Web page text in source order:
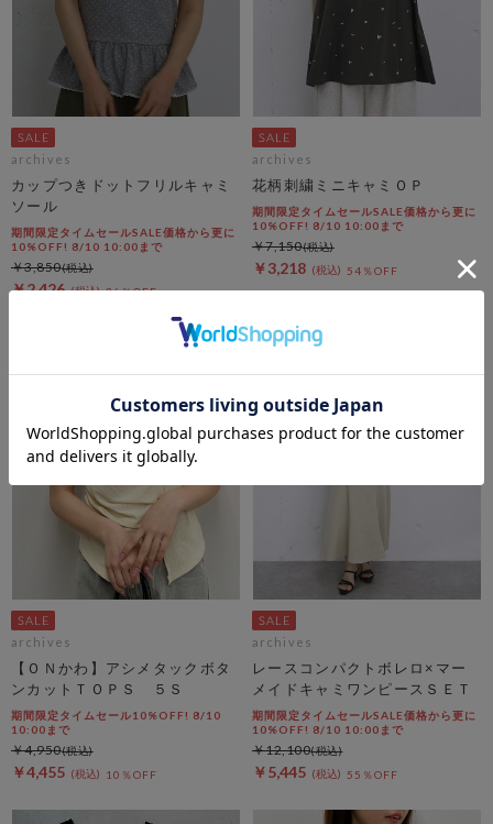
archives
カップつきドットフリルキャミ
ソール
期間限定タイムセールSALE価格から更に
10%OFF! 8/10 10:00まで
￥2,426 36％OFF
￥3,850
archives
花柄刺繍ミニキャミＯＰ
期間限定タイムセールSALE価格から更に
10%OFF! 8/10 10:00まで
￥3,218 54％OFF
￥7,150
archives
【ＯＮかわ】アシメタックボタ
ンカットＴＯＰＳ ５Ｓ
期間限定タイムセール10%OFF! 8/10
10:00まで
￥4,455 10％OFF
￥4,950
archives
レースコンパクトボレロ×マー
メイドキャミワンピースＳＥＴ
期間限定タイムセールSALE価格から更に
10%OFF! 8/10 10:00まで
￥5,445 55％OFF
￥12,100